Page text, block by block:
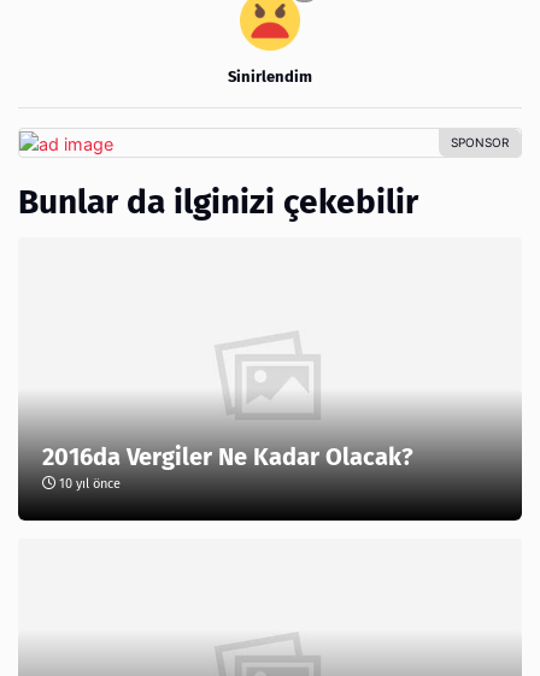
Sinirlendim
Bunlar da ilginizi çekebilir
2016da Vergiler Ne Kadar Olacak?
10 yıl önce